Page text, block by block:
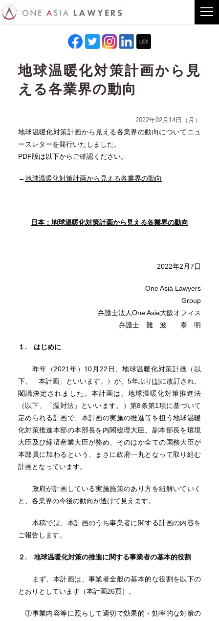
地球温暖化対策計画から見
える各業界の動向
2022年02月14日（月）
地球温暖化対策計画から見える各業界の動向についてニュ
ースレターを発行いたしました。
PDF版は以下からご確認ください。
→地球温暖化対策計画から見える各業界の動向
日本：地球温暖化対策計画から見える各業界の動向
2022年2月7日
One Asia Lawyers
Group
弁護士法人One Asia大阪オフィス
弁護士 難 波 泰 明
１ . はじめに
昨年（2021年）10月22日、地球温暖化対策計画（以
下、「本計画」といいます。）が、5年ぶり [1]に改訂され、
閣議決定されました。本計画は、地球温暖化対策推進法
（以下、「温対法」といいます。）第8条第1項に基づいて
定められる計画で、本計画の実施の推進等を担う地球温暖
化対策推進本部の本部長を内閣総理大臣、副本部長を環境
大臣及び経済産業大臣が務め、そのほか全ての国務大臣が
本部員に加わるという、まさに政府一丸となって取り組む
計画となっています。
政府が計画している実施施策のあり方を紐解いていく
と、各業界の今後の動向が透けて見えます。
本稿では、本計画のうち事業者に関する計画の内容を
ご報告します。
２ . 地球温暖化対策の推進に関する事業者の基本的役割
まず、本計画は、事業者全般の基本的な役割を以下の
とおりとしています（本計画26頁）。
①事業内容等に照らして適切で効果的・効率的な対策の